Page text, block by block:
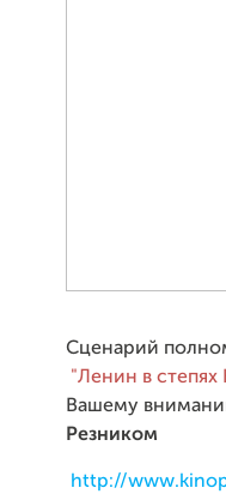
Сценарий
"Ленин в степях
Вашему
Резником
http://